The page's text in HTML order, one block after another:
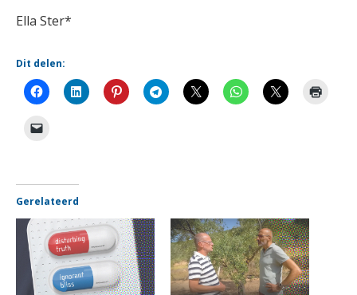
Ella Ster*
Dit delen:
Gerelateerd